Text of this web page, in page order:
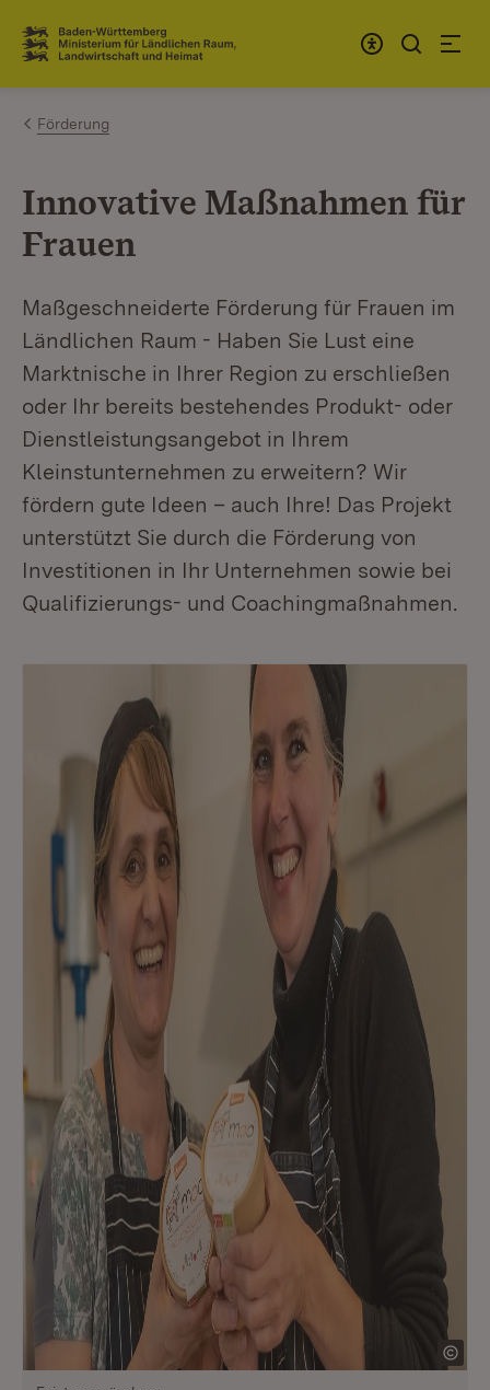
Zum Inhalt springen
Link zur Startseite
Förderung
Innovative Maßnahmen für
Frauen
Maßgeschneiderte Förderung für Frauen im
Ländlichen Raum - Haben Sie Lust eine
Marktnische in Ihrer Region zu erschließen
oder Ihr bereits bestehendes Produkt- oder
Dienstleistungsangebot in Ihrem
Kleinstunternehmen zu erweitern? Wir
fördern gute Ideen – auch Ihre! Das Projekt
unterstützt Sie durch die Förderung von
Investitionen in Ihr Unternehmen sowie bei
Qualifizierungs- und Coachingmaßnahmen.